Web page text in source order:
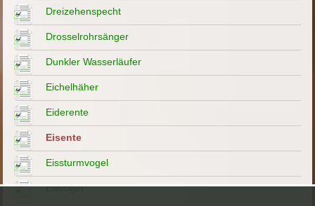
Dreizehenspecht
Drosselrohrsänger
Dunkler Wasserläufer
Eichelhäher
Eiderente
Eisente
Eissturmvogel
Eisvogel